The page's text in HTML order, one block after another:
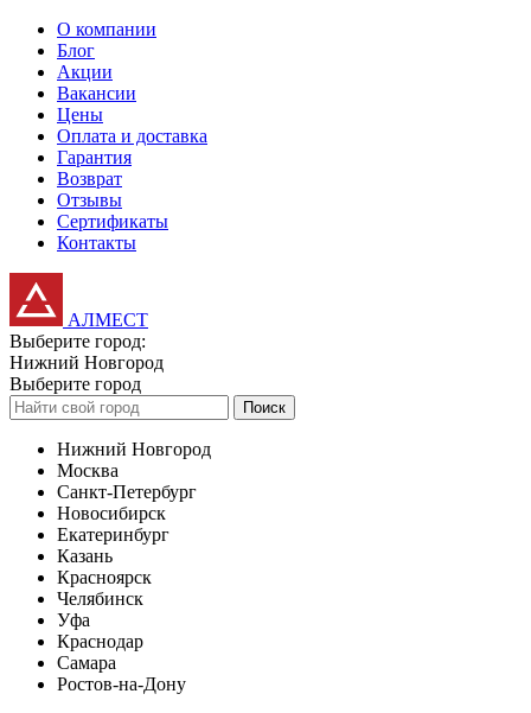
О компании
Блог
Акции
Вакансии
Цены
Оплата и доставка
Гарантия
Возврат
Отзывы
Сертификаты
Контакты
АЛМЕСТ
Выберите город:
Нижний Новгород
Выберите город
Поиск
Нижний Новгород
Москва
Санкт-Петербург
Новосибирск
Екатеринбург
Казань
Красноярск
Челябинск
Уфа
Краснодар
Самара
Ростов-на-Дону